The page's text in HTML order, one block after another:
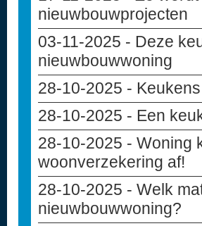
nieuwbouwprojecten
03-11-2025 - Deze
nieuwbouwwoning
28-10-2025 -
28-10-2025 - Een
28-10-2025 - Woning
woonverzekering af!
28-10-2025 - Welk
nieuwbouwwoning?